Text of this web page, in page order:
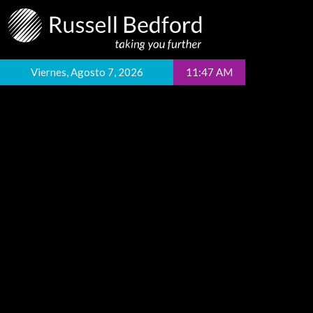
Viernes, Agosto 7, 2026 11:47 AM